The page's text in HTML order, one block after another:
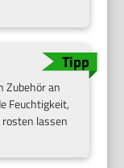
Zubehör an
Feuchtigkeit,
lassen